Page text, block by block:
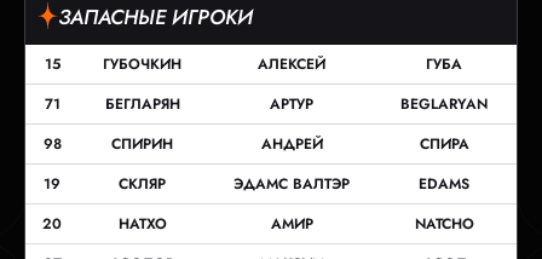
ЗАПАСНЫЕ ИГРОКИ
15 ГУБОЧКИН АЛЕКСЕЙ
ГУБА
71
БЕГЛАРЯН АРТУР
BEGLARYAN
98
СПИРИН АНДРЕЙ
СПИРА
19
СКЛЯР ЭДАМС ВАЛТЭР
EDAMS
20
НАТХО АМИР
NATCHO